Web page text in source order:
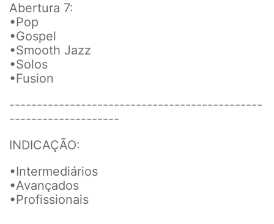
Abertura 7:
•Pop
•Gospel
•Smooth Jazz
•Solos
•Fusion
----------------------------------------------
--------------------
INDICAÇÃO:
•Intermediários
•Avançados
•Profissionais